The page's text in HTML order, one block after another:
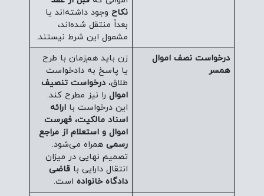
نکاح وجود داشته‌اند یا
بعداً منتقل شده‌اند،
مشمول این شرط نیستند.
درخواست نصف اموال
همسر
زن باید هم‌زمان با طرح
یا پاسخ به دادخواست
طلاق،درخواست تنصیف
اموال را نیز مطرح کند.
این درخواست باارائه
اسناد مالکیت، فهرست
اموال و استعلام از مراجع
رسمی همراه می‌شود.
تصمیم نهایی در میزان
انتقال دارایی باقاضی
دادگاه خانواده است.